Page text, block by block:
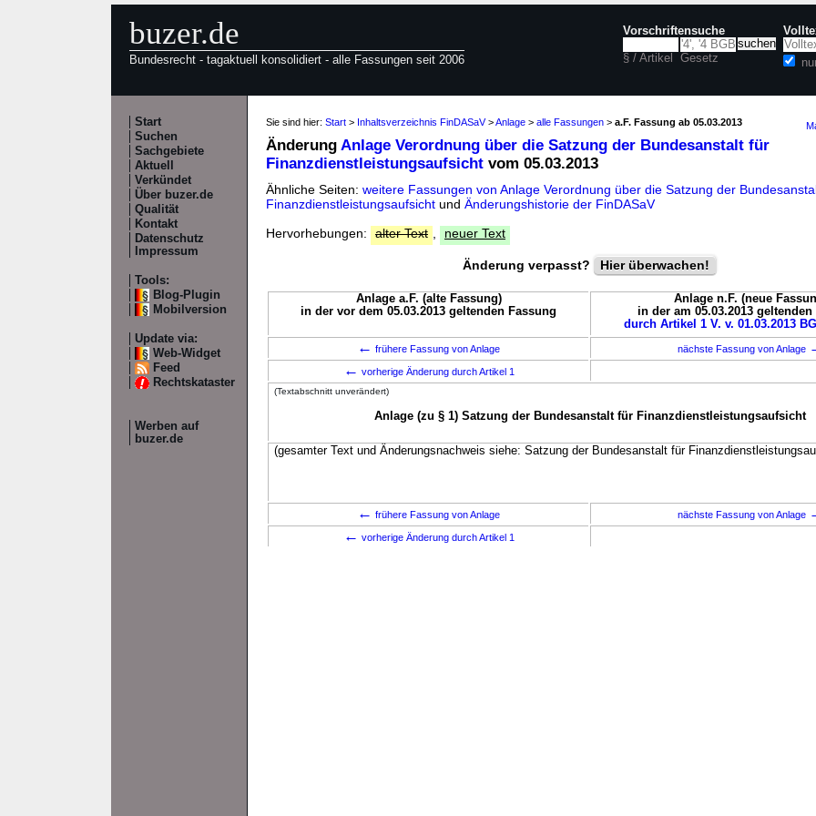
buzer.de
Bundesrecht - tagaktuell konsolidiert - alle Fassungen seit 2006
Vorschriftensuche
§ / Artikel Gesetz
Start
Suchen
Sachgebiete
Aktuell
Verkündet
Über buzer.de
Qualität
Kontakt
Datenschutz
Impressum
Tools:
Blog-Plugin
Mobilversion
Update via:
Web-Widget
Feed
Rechtskataster
Werben auf
buzer.de
Sie sind hier: Start > Inhaltsverzeichnis FinDASaV>Anlage > alle Fassungen > a.F. Fassung ab 05.03.2013
Änderung Anlage Verordnung über die Satzung der Bundesanstalt für
Finanzdienstleistungsaufsicht vom 05.03.2013
Ähnliche Seiten: weitere Fassungen von Anlage Verordnung über die Satzung der
Finanzdienstleistungsaufsicht und Änderungshistorie der FinDASaV
Hervorhebungen:
alter Text neuer Text
Änderung verpasst? Hier überwachen!
Anlage a.F. (alte Fassung)
in der vor dem 05.03.2013 geltenden Fassung
Anlage n.F. (neue
in der am 05.03.2013 geltenden
durch Artikel 1 V. v. 01.03.2013
← frühere Fassung von Anlage nächste Fassung von Anlage
← vorherige Änderung durch Artikel 1
(Textabschnitt unverändert)
Anlage (zu § 1) Satzung der Bundesanstalt für Finanzdienstleistungsaufsicht
(gesamter Text und Änderungsnachweis siehe: Satzung der Bundesanstalt für
← frühere Fassung von Anlage nächste Fassung von Anlage
← vorherige Änderung durch Artikel 1